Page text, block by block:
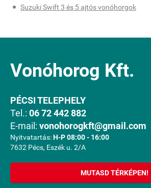
Suzuki Swift 3 és 5 ajtós vonóhorgok
Vonóhorog Kft.
PÉCSI TELEPHELY
Tel.: 06 72 442 882
E-mail: vonohorogkft@gmail.com
Nyitvatartás:H-P 08:00 - 16:00
7632 Pécs, Eszék u. 2/A
MUTASD TÉRKÉPEN!